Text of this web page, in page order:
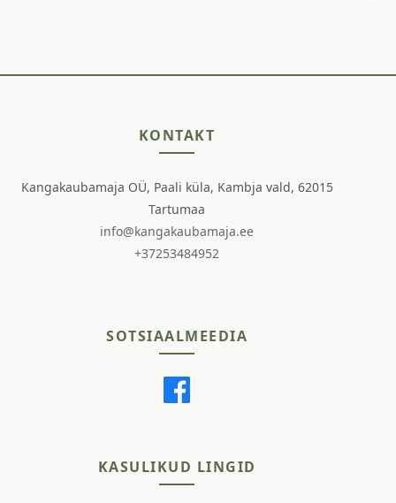
KONTAKT
Kangakaubamaja OÜ, Paali küla, Kambja vald, 62015
Tartumaa
info@kangakaubamaja.ee
+37253484952
SOTSIAALMEEDIA
KASULIKUD LINGID